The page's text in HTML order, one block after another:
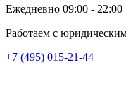
Ежедневно 09:00 - 22:00
Работаем с
+7 (495) 015-21-44